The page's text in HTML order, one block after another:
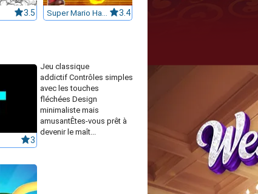
3.5 Super Mario Halloween 3.4
3
Jeu classique
addictif Contrôles simples
avec les touches
fléchées Design
minimaliste mais
amusantÊtes-vous prêt à
devenir le maît...